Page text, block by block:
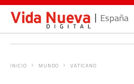
España
INICIO MUNDO VATICANO